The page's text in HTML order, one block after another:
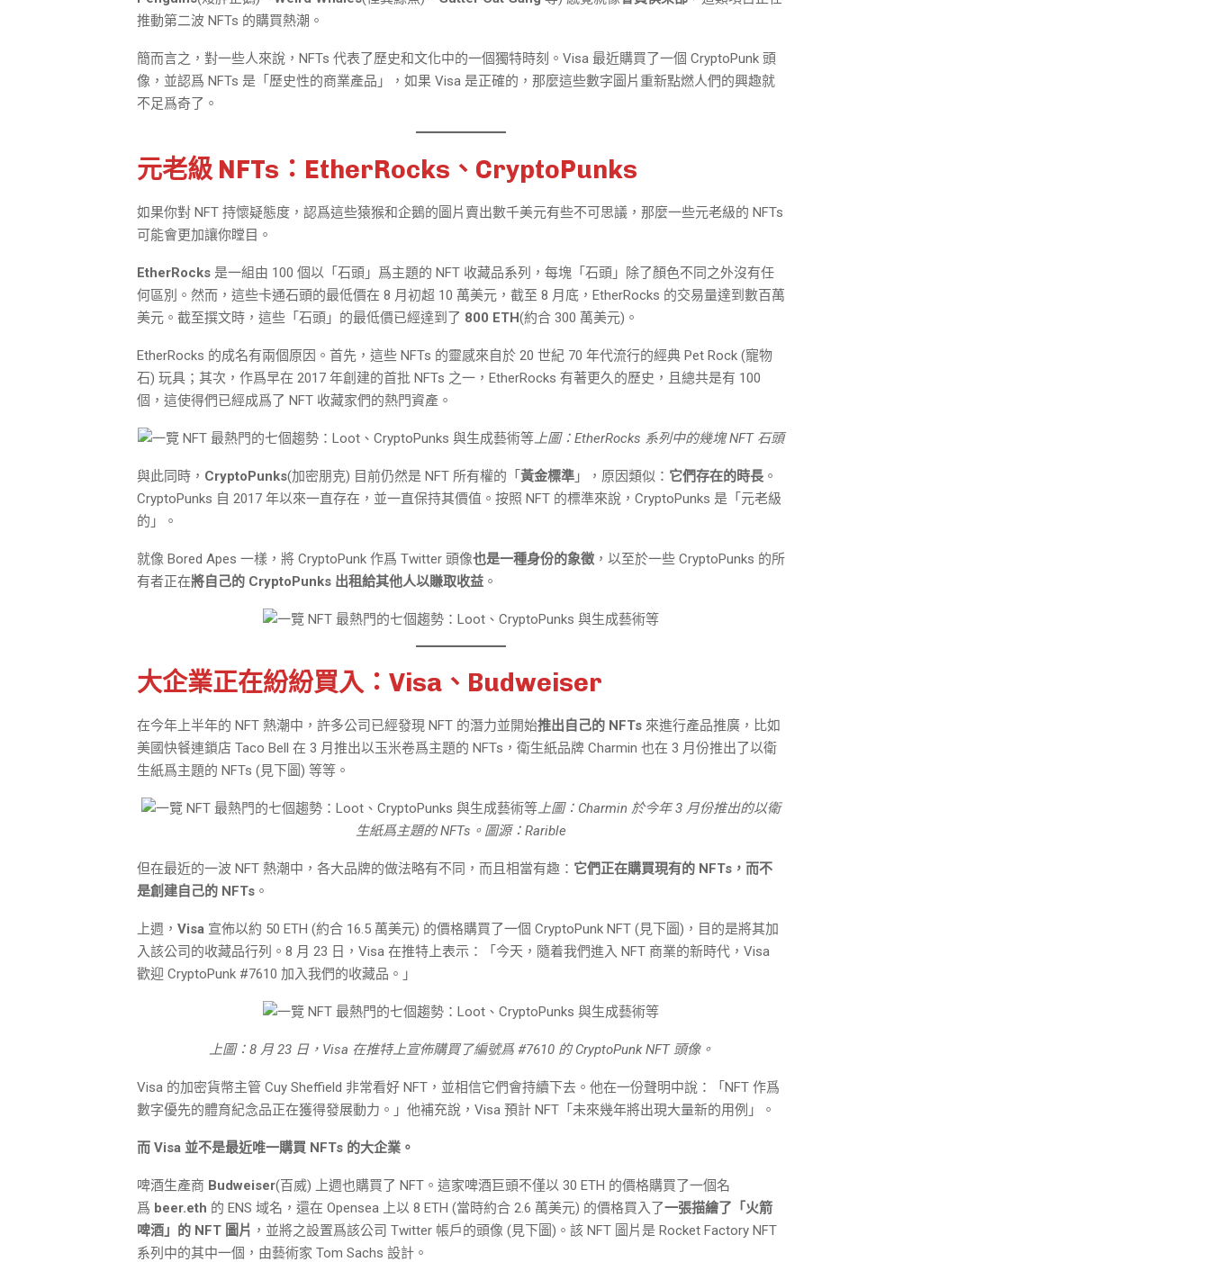
推動第二波 NFTs 的購買熱潮。
簡而言之，對一些人來說，NFTs 代表了歷史和文化中的一個獨特時刻。Visa 最近購買了一個 CryptoPunk 頭
像，並認爲 NFTs 是「歷史性的商業產品」，如果 Visa 是正確的，那麼這些數字圖片重新點燃人們的興趣就
不足爲奇了。
元老級 NFTs：EtherRocks、CryptoPunks
如果你對 NFT 持懷疑態度，認爲這些猿猴和企鵝的圖片賣出數千美元有些不可思議，那麼一些元老級的 NFTs
可能會更加讓你瞠目。
EtherRocks 是一組由 100 個以「石頭」爲主題的 NFT 收藏品系列，每塊「石頭」除了顏色不同之外沒有任
何區別。然而，這些卡通石頭的最低價在 8 月初超 10 萬美元，截至 8 月底，EtherRocks 的交易量達到數百萬
美元。截至撰文時，這些「石頭」的最低價已經達到了 800 ETH(約合 300 萬美元)。
EtherRocks 的成名有兩個原因。首先，這些 NFTs 的靈感來自於 20 世紀 70 年代流行的經典 Pet Rock (寵物
石) 玩具；其次，作爲早在 2017 年創建的首批 NFTs 之一，EtherRocks 有著更久的歷史，且總共是有 100
個，這使得們已經成爲了 NFT 收藏家們的熱門資產。
上圖：EtherRocks 系列中的幾塊 NFT 石頭
與此同時， CryptoPunks(加密朋克) 目前仍然是 NFT 所有權的「 黃金標準 」，原因類似： 它們存在的時長 。
CryptoPunks 自 2017 年以來一直存在，並一直保持其價值。按照 NFT 的標準來說，CryptoPunks 是「元老級
的」。
就像 Bored Apes 一樣，將 CryptoPunk 作爲 Twitter 頭像也是一種身份的象徵 ，以至於一些 CryptoPunks 的所
有者正在將自己的 CryptoPunks 出租給其他人以賺取收益 。
大企業正在紛紛買入：Visa、Budweiser
在今年上半年的 NFT 熱潮中，許多公司已經發現 NFT 的潛力並開始推出自己的 NFTs 來進行產品推廣，比如
美國快餐連鎖店 Taco Bell 在 3 月推出以玉米卷爲主題的 NFTs，衛生紙品牌 Charmin 也在 3 月份推出了以衛
生紙爲主題的 NFTs (見下圖) 等等。
上圖：Charmin 於今年 3 月份推出的以衛
生紙爲主題的 NFTs。圖源：Rarible
但在最近的一波 NFT 熱潮中，各大品牌的做法略有不同，而且相當有趣： 它們正在購買現有的 NFTs，而不
是創建自己的 NFTs 。
上週， Visa 宣佈以約 50 ETH (約合 16.5 萬美元) 的價格購買了一個 CryptoPunk NFT (見下圖)，目的是將其加
入該公司的收藏品行列。8 月 23 日，Visa 在推特上表示：「今天，隨着我們進入 NFT 商業的新時代，Visa
歡迎 CryptoPunk #7610 加入我們的收藏品。」
上圖：8 月 23 日，Visa 在推特上宣佈購買了編號爲 #7610 的 CryptoPunk NFT 頭像。
Visa 的加密貨幣主管 Cuy Sheffield 非常看好 NFT，並相信它們會持續下去。他在一份聲明中說：「NFT 作爲
數字優先的體育紀念品正在獲得發展動力。」他補充說，Visa 預計 NFT「未來幾年將出現大量新的用例」。
而 Visa 並不是最近唯一購買 NFTs 的大企業。
啤酒生產商 Budweiser(百威) 上週也購買了 NFT。這家啤酒巨頭不僅以 30 ETH 的價格購買了一個名
爲 beer.eth 的 ENS 域名，還在 Opensea 上以 8 ETH (當時約合 2.6 萬美元) 的價格買入了一張描繪了「火箭
啤酒」的 NFT 圖片 ，並將之設置爲該公司 Twitter 帳戶的頭像 (見下圖)。該 NFT 圖片是 Rocket Factory NFT
系列中的其中一個，由藝術家 Tom Sachs 設計。